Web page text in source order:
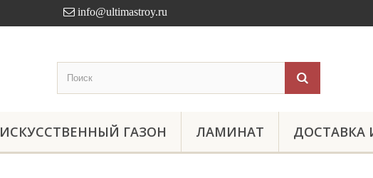
info@ultimastroy.ru
ИСКУССТВЕННЫЙ ГАЗОН ЛАМИНАТ ДОСТАВКА